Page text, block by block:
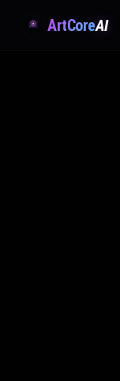
ArtCoreAI